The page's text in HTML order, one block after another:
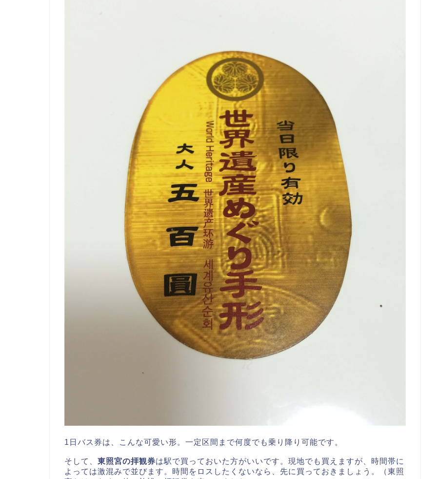
1日バス券は、こんな可愛い形。一定区間まで何度でも乗り降り可能です。
そして、 東照宮の拝観券は駅で買っておいた方がいいです。現地でも買えますが、時間帯に
よっては激混みで並びます。時間をロスしたくないなら、先に買っておきましょう。（東照